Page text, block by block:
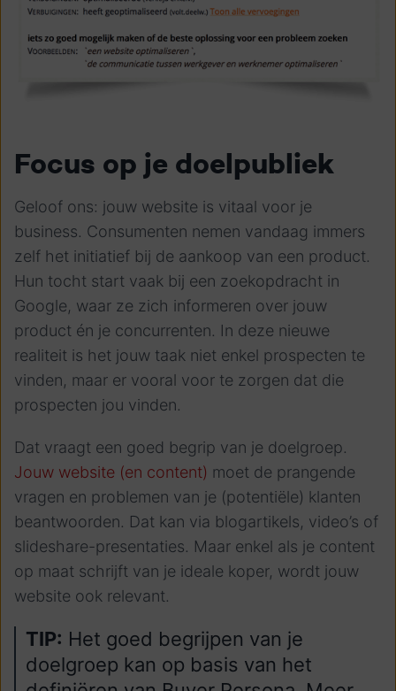
Focus op je doelpubliek
Geloof ons: jouw website is vitaal voor je
business. Consumenten nemen vandaag immers
zelf het initiatief bij de aankoop van een product.
Hun tocht start vaak bij een zoekopdracht in
Google, waar ze zich informeren over jouw
product én je concurrenten. In deze nieuwe
realiteit is het jouw taak niet enkel prospecten te
vinden, maar er vooral voor te zorgen dat die
prospecten jou vinden.
Dat vraagt een goed begrip van je doelgroep.
Jouw website (en content) moet de prangende
vragen en problemen van je (potentiële) klanten
beantwoorden. Dat kan via blogartikels, video’s of
slideshare-presentaties. Maar enkel als je content
op maat schrijft van je ideale koper, wordt jouw
website ook relevant.
TIP: Het goed begrijpen van je
doelgroep kan op basis van het